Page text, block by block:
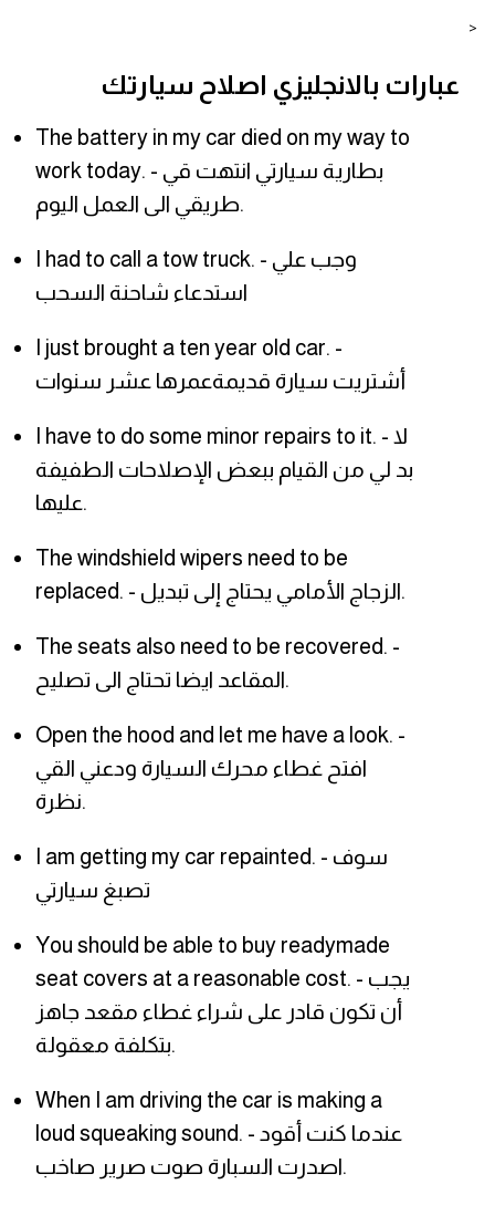
<
عبارات بالانجليزي اصلاح سيارتك
The battery in my car died on my way to
work today. - بطارية سيارتي انتهت قي
طريقي الى العمل اليوم.
I had to call a tow truck. - وجب علي
استدعاء شاحنة السحب
I just brought a ten year old car. -
أشتريت سيارة قديمةعمرها عشر سنوات
I have to do some minor repairs to it. - لا
بد لي من القيام ببعض الإصلاحات الطفيفة
عليها.
The windshield wipers need to be
replaced. - الزجاج الأمامي يحتاج إلى تبديل.
The seats also need to be recovered. -
المقاعد ايضا تحتاج الى تصليح.
Open the hood and let me have a look. -
افتح غطاء محرك السيارة ودعني القي
نظرة.
I am getting my car repainted. - سوف
تصبغ سيارتي
You should be able to buy readymade
seat covers at a reasonable cost. - يجب
أن تكون قادر على شراء غطاء مقعد جاهز
بتكلفة معقولة.
When I am driving the car is making a
loud squeaking sound. - عندما كنت أقود
اصدرت السبارة صوت صرير صاخب.